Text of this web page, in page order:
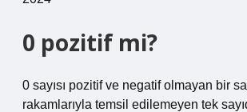
0 pozitif mi?
0 sayısı pozitif ve negatif olmayan bir
rakamlarıyla temsil edilemeyen tek